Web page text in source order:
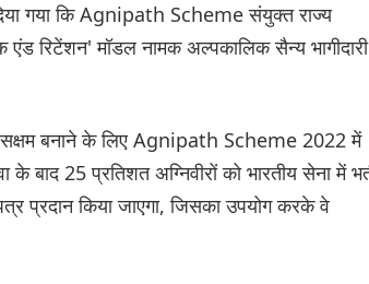
गया कि Agnipath Scheme संयुक्त राज्य
रिटेंशन' मॉडल नामक अल्पकालिक सैन्य भागीदारी
सक्षम बनाने के लिए Agnipath Scheme 2022 में
बाद 25 प्रतिशत अग्निवीरों को भारतीय सेना में
प्रदान किया जाएगा, जिसका उपयोग करके वे